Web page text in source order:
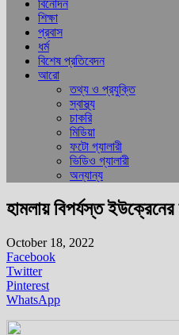
বিনোদন
শিক্ষা
প্রবাস
ধর্ম
বিশেষ প্রতিবেদন
আরো
তথ্য ও প্রযুক্তি
স্বাস্থ্য
চাকরি
মিডিয়া
ফটো গ্যালারী
ভিডিও গ্যালারী
অন্যান্য
হামলায় বিপর্যস্ত ইউক্রেনের
October 18, 2022
Facebook
Twitter
Pinterest
WhatsApp